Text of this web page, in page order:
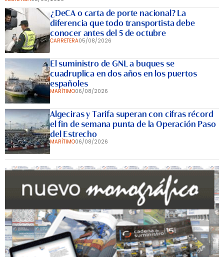
¿DeCA o carta de porte nacional? La
diferencia que todo transportista debe
conocer antes del 5 de octubre
CARRETERA05/08/2026
El suministro de GNL a buques se
cuadruplica en dos años en los puertos
españoles
MARÍTIMO06/08/2026
Algeciras y Tarifa superan con cifras récord
el fin de semana punta de la Operación Paso
del Estrecho
MARÍTIMO06/08/2026